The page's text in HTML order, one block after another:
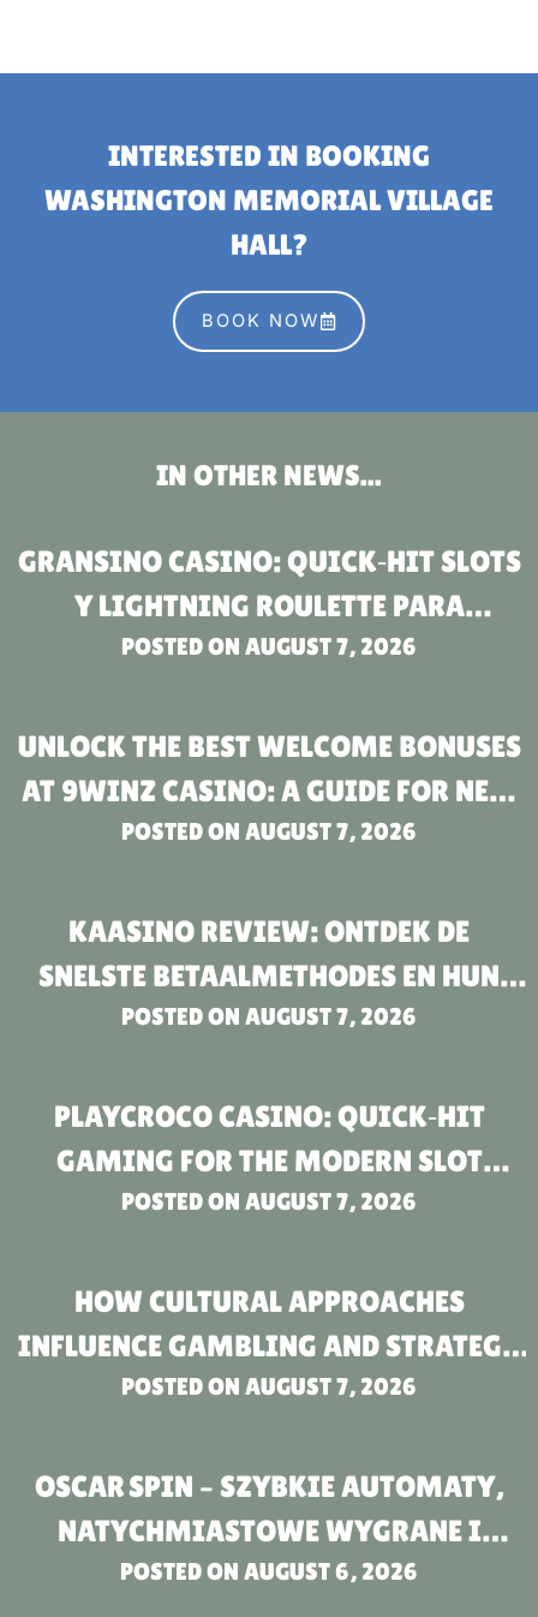
INTERESTED IN BOOKING
WASHINGTON MEMORIAL VILLAGE
HALL?
BOOK NOW
IN OTHER NEWS...
GRANSINO CASINO: QUICK‑HIT SLOTS
Y LIGHTNING ROULETTE PARA
JUGADORES DE RITMO RÁPIDO
POSTED ON AUGUST 7, 2026
UNLOCK THE BEST WELCOME BONUSES
AT 9WINZ CASINO: A GUIDE FOR NEW
PLAYERS
POSTED ON AUGUST 7, 2026
KAASINO REVIEW: ONTDEK DE
SNELSTE BETAALMETHODES EN HUN
VOORDELEN
POSTED ON AUGUST 7, 2026
PLAYCROCO CASINO: QUICK‑HIT
GAMING FOR THE MODERN SLOT
ENTHUSIAST
POSTED ON AUGUST 7, 2026
HOW CULTURAL APPROACHES
INFLUENCE GAMBLING AND STRATEGY
IN BETTING COMPANIES FOR THOSE
POSTED ON AUGUST 7, 2026
OSCAR SPIN – SZYBKIE AUTOMATY,
NATYCHMIASTOWE WYGRANE I
NATYCHMIASTOWA AKCJA
POSTED ON AUGUST 6, 2026